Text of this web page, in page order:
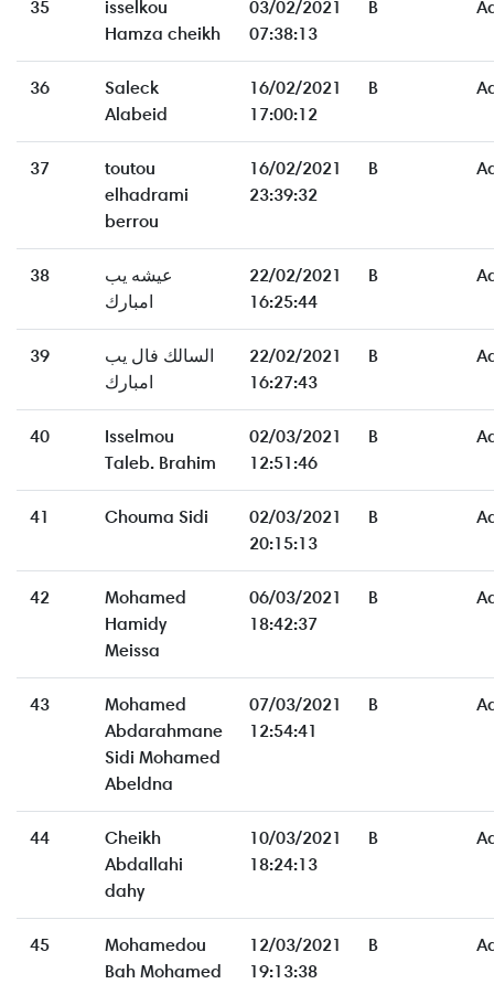
35
isselkou
Hamza cheikh
03/02/2021
07:38:13
B
36
Saleck
Alabeid
16/02/2021
17:00:12
B
37
toutou
elhadrami
berrou
16/02/2021
23:39:32
B
38
عيشه يب
امبارك
22/02/2021
16:25:44
B
39
السالك فال يب
امبارك
22/02/2021
16:27:43
B
40
Isselmou
Taleb. Brahim
02/03/2021
12:51:46
B
41 Chouma Sidi
02/03/2021
20:15:13
B
42
Mohamed
Hamidy
Meissa
06/03/2021
18:42:37
B
43
Mohamed
Abdarahmane
Sidi Mohamed
Abeldna
07/03/2021
12:54:41
B
44
Cheikh
Abdallahi
dahy
10/03/2021
18:24:13
B
45
Mohamedou
Bah Mohamed
12/03/2021
19:13:38
B